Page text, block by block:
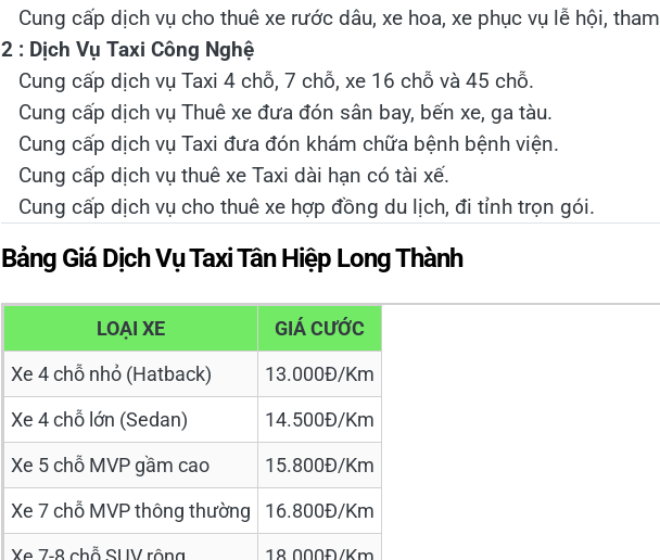
Cung cấp dịch vụ cho thuê xe rước dâu, xe hoa, xe phục vụ lễ hội,
2 : Dịch Vụ Taxi Công Nghệ
Cung cấp dịch vụ Taxi 4 chỗ, 7 chỗ, xe 16 chỗ và 45 chỗ.
Cung cấp dịch vụ Thuê xe đưa đón sân bay, bến xe, ga tàu.
Cung cấp dịch vụ Taxi đưa đón khám chữa bệnh bệnh viện.
Cung cấp dịch vụ thuê xe Taxi dài hạn có tài xế.
Cung cấp dịch vụ cho thuê xe hợp đồng du lịch, đi tỉnh trọn gói.
Bảng Giá Dịch Vụ Taxi Tân Hiệp Long Thành
LOẠI XE
GIÁ CƯỚC
Xe 4 chỗ nhỏ (Hatback)
13.000Đ/Km
Xe 4 chỗ lớn (Sedan)
14.500Đ/Km
Xe 5 chỗ MVP gầm cao
15.800Đ/Km
Xe 7 chỗ MVP thông thường
16.800Đ/Km